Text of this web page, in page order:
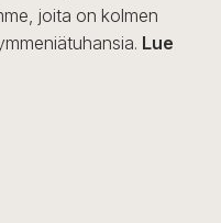
joita on kolmen
Lue